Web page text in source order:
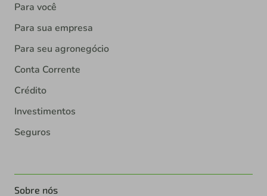
Para você
Para sua empresa
Para seu agronegócio
Conta Corrente
Crédito
Investimentos
Seguros
Sobre nós